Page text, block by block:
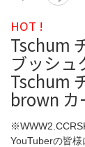
HOT !
Tschum
ブッシュ
Tschum
brown カ
YouTuberの皆